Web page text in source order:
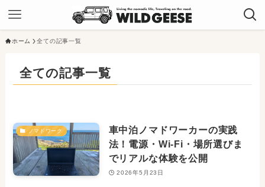
ホーム 全ての記事一覧
全ての記事一覧
ノマドワーク
車中泊ノマドワーカーの実践
法！電源・Wi-Fi・場所選びま
でリアルな体験を公開
2026年5月23日